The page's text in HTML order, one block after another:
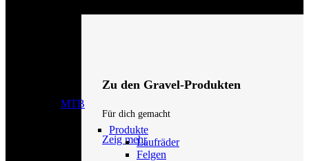
Zu den Gravel-Produkten
Für dich gemacht
Zeig mehr
MTB
Produkte
Laufräder
Felgen